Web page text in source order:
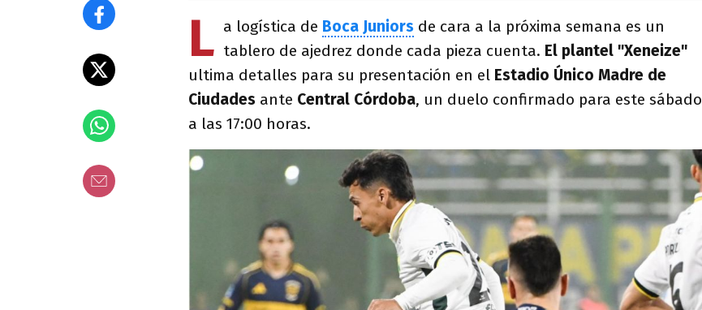
L a logística de Boca Juniors de cara a la próxima semana es un
tablero de ajedrez donde cada pieza cuenta. El plantel "Xeneize"
ultima detalles para su presentación en el Estadio Único Madre de
Ciudades ante Central Córdoba, un duelo confirmado para este sábado
a las 17:00 horas.